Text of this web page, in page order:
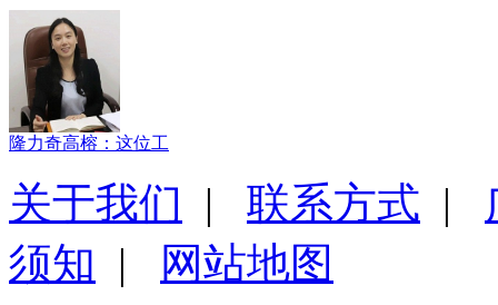
隆力奇高榕：这位工
关于我们 | 联系方式 |
须知 |
网站地图